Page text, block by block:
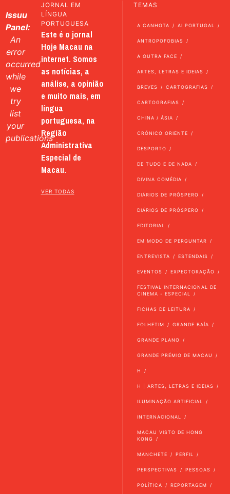
Issuu
Panel:
An
error
occurred
while
we
try
list
your
publications
JORNAL EM
LÍNGUA
PORTUGUESA
Este é o jornal
Hoje Macau na
internet. Somos
as notícias, a
análise, a opinião
e muito mais, em
língua
portuguesa, na
Região
Administrativa
Especial de
Macau.
VER TODAS
TEMAS
A CANHOTA AI PORTUGAL
ANTROPOFOBIAS
A OUTRA FACE
ARTES, LETRAS E IDEIAS
BREVES CARTOGRAFIAS
CARTOGRAFIAS
CHINA / ÁSIA
CRÓNICO ORIENTE
DESPORTO
DE TUDO E DE NADA
DIVINA COMÉDIA
DIÁRIOS DE PRÓSPERO
DIÁRIOS DE PRÓSPERO
EDITORIAL
EM MODO DE PERGUNTAR
ENTREVISTA ESTENDAIS
EVENTOS EXPECTORAÇÃO
FESTIVAL INTERNACIONAL DE
CINEMA - ESPECIAL
FICHAS DE LEITURA
FOLHETIM GRANDE BAÍA
GRANDE PLANO
GRANDE PRÉMIO DE MACAU
H
H | ARTES, LETRAS E IDEIAS
ILUMINAÇÃO ARTIFICIAL
INTERNACIONAL
MACAU VISTO DE HONG
KONG
MANCHETE PERFIL
PERSPECTIVAS PESSOAS
POLÍTICA REPORTAGEM